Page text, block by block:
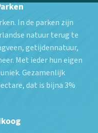
In de parken zijn
natuur terug te
getijdennatuur,
Met ieder hun eigen
Gezamenlijk
dat is bijna 3%